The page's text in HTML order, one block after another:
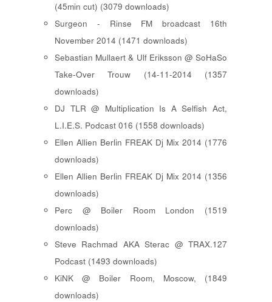
(45min cut) (3079 downloads)
Surgeon - Rinse FM broadcast 16th
November 2014 (1471 downloads)
Sebastian Mullaert & Ulf Eriksson @ SoHaSo
Take-Over Trouw (14-11-2014 (1357
downloads)
DJ TLR @ Multiplication Is A Selfish Act,
L.I.E.S. Podcast 016 (1558 downloads)
Ellen Allien Berlin FREAK Dj Mix 2014 (1776
downloads)
Ellen Allien Berlin FREAK Dj Mix 2014 (1356
downloads)
Perc @ Boiler Room London (1519
downloads)
Steve Rachmad AKA Sterac @ TRAX.127
Podcast (1493 downloads)
KiNK @ Boiler Room, Moscow, (1849
downloads)